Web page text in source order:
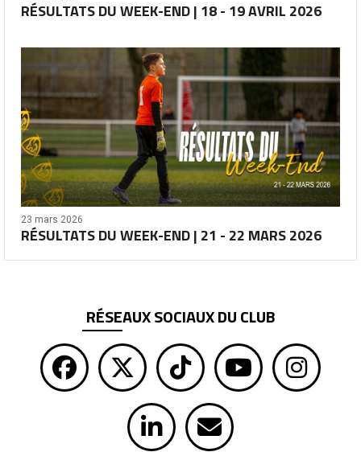
RÉSULTATS DU WEEK-END | 18 - 19 AVRIL 2026
23 mars 2026
RÉSULTATS DU WEEK-END | 21 - 22 MARS 2026
RÉSEAUX SOCIAUX DU CLUB